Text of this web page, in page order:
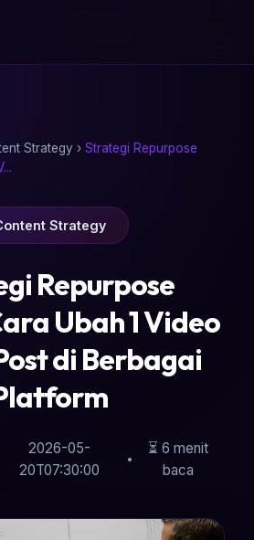
Strategy › Strategi Repurpose
Strategy
Repurpose
Ubah 1 Video
di Berbagai
2026-05-
20T07:30:00
⏳ 6 menit
baca